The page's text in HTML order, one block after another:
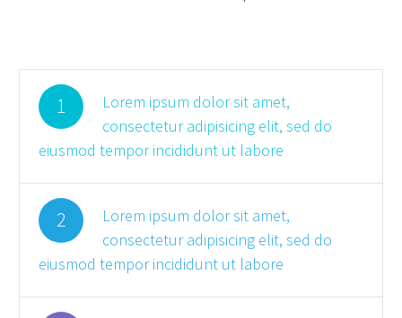
1
Lorem ipsum dolor sit amet,
consectetur adipisicing elit, sed do
eiusmod tempor incididunt ut labore
2
Lorem ipsum dolor sit amet,
consectetur adipisicing elit, sed do
eiusmod tempor incididunt ut labore